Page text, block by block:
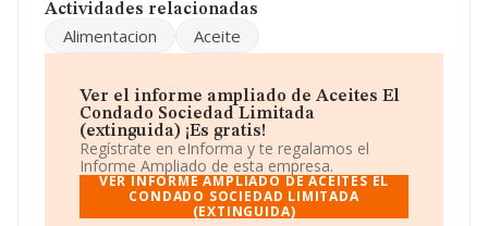
empresa aparece inscrita en el Registro Mercantil como
corresponde a 'Fabricación de aceite de oliva', cuyo
Código es 1043. No realiza actividad de importación y/o
No ha habido variación en cuanto al número de
empleados con respecto al 2017 y teniendo en cuenta
la información a disposición de INFORMA, ha contado
con un número de empleados inferior a la media de
sector.
Puedes visitar su sitio web:www.aceiteselcondado.net
Actividades relacionadas
Alimentacion Aceite
Ver el informe ampliado de Aceites El
Condado Sociedad Limitada
(extinguida) ¡Es gratis!
Regístrate en eInforma y te regalamos el
Informe Ampliado de esta empresa.
VER INFORME AMPLIADO DE ACEITES EL
CONDADO SOCIEDAD LIMITADA
(EXTINGUIDA)